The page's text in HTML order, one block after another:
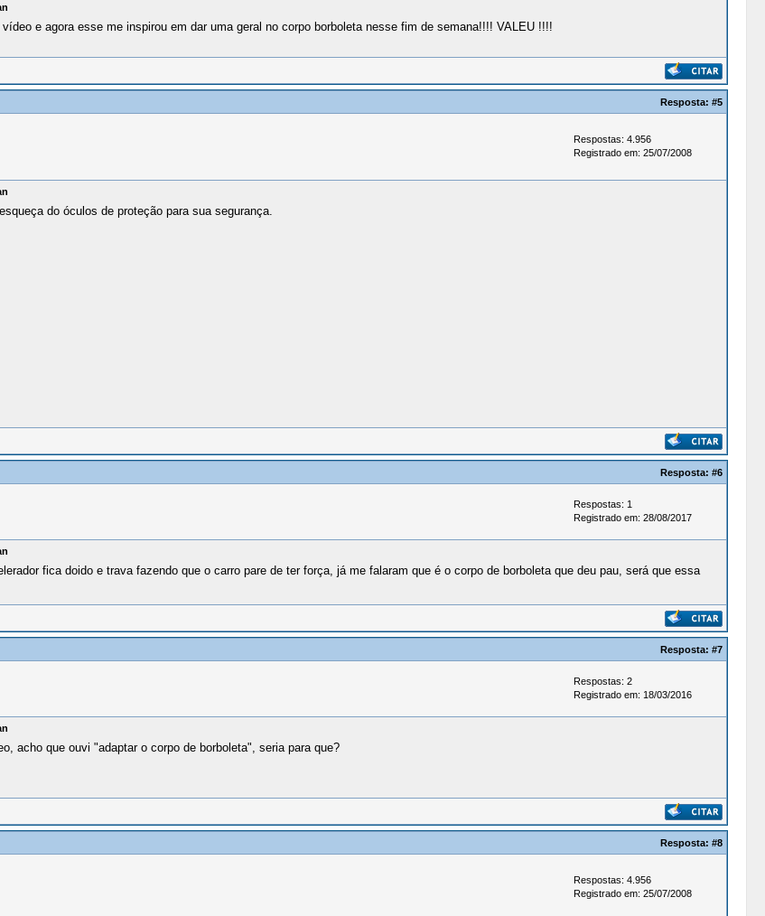
e agora esse me inspirou em dar uma geral no corpo borboleta nesse fim de semana!!!! VALEU !!!!
Resposta: #5
Respostas: 4.956
Registrado em: 25/07/2008
do óculos de proteção para sua segurança.
Resposta: #6
Respostas: 1
Registrado em: 28/08/2017
fica doido e trava fazendo que o carro pare de ter força, já me falaram que é o corpo de borboleta que deu pau, será que essa
Resposta: #7
Respostas: 2
Registrado em: 18/03/2016
acho que ouvi "adaptar o corpo de borboleta", seria para que?
Resposta: #8
Respostas: 4.956
Registrado em: 25/07/2008